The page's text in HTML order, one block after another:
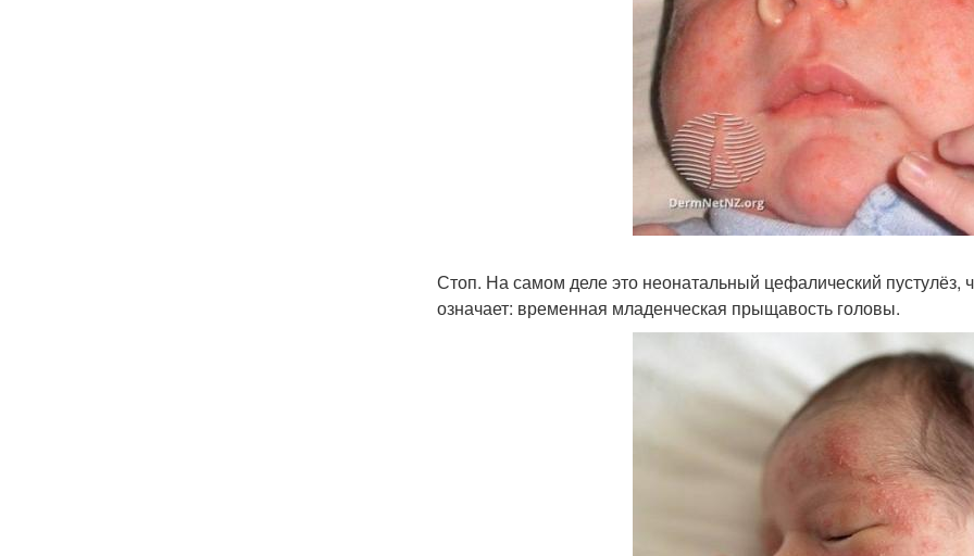
Стоп. На самом деле это неонатальный цефалический пустулёз,
означает: временная младенческая прыщавость головы.